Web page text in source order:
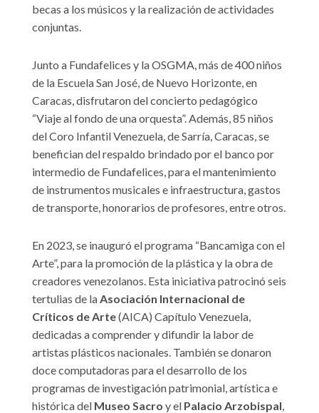
becas a los músicos y la realización de actividades
conjuntas.
Junto a Fundafelices y la OSGMA, más de 400 niños
de la Escuela San José, de Nuevo Horizonte, en
Caracas, disfrutaron del concierto pedagógico
“Viaje al fondo de una orquesta”. Además, 85 niños
del Coro Infantil Venezuela, de Sarría, Caracas, se
benefician del respaldo brindado por el banco por
intermedio de Fundafelices, para el mantenimiento
de instrumentos musicales e infraestructura, gastos
de transporte, honorarios de profesores, entre otros.
En 2023, se inauguró el programa “Bancamiga con el
Arte”, para la promoción de la plástica y la obra de
creadores venezolanos. Esta iniciativa patrocinó seis
tertulias de laAsociación Internacional de
Críticos de Arte(AICA) Capítulo Venezuela,
dedicadas a comprender y difundir la labor de
artistas plásticos nacionales. También se donaron
doce computadoras para el desarrollo de los
programas de investigación patrimonial, artística e
histórica del Museo Sacro y el Palacio Arzobispal,